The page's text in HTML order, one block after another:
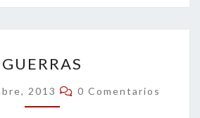
l
p
ar
tir
GUERRAS
2013 Comentarios
0 Comentarios